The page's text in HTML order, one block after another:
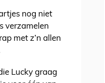
nog niet
verzamelen
met z’n allen
Lucky graag